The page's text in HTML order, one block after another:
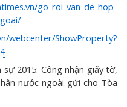
go-roi-van-de-hop-
webcenter/ShowProperty?
2015: Công nhận giấy tờ,
nước ngoài gửi cho Tòa